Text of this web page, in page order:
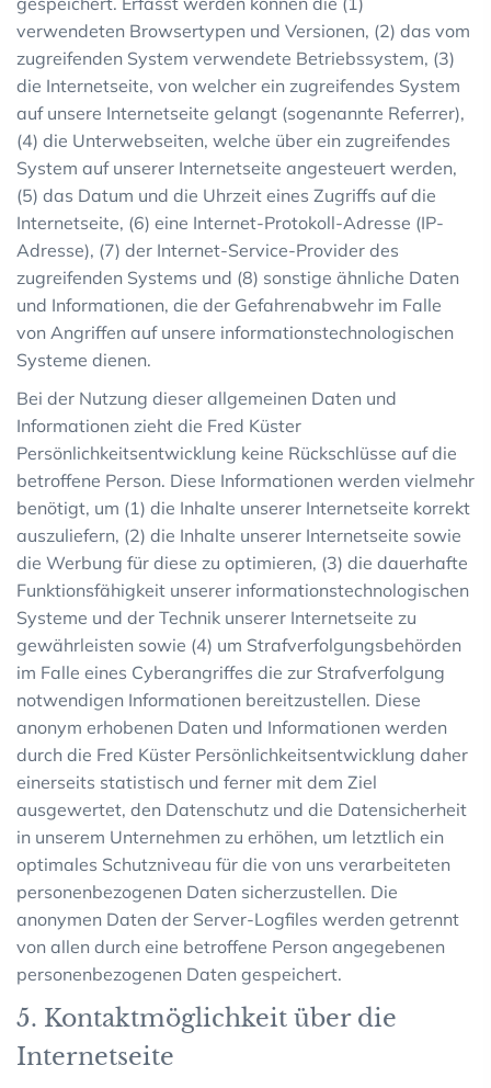
verwendeten Browsertypen und Versionen, (2) das vom
zugreifenden System verwendete Betriebssystem, (3)
die Internetseite, von welcher ein zugreifendes System
auf unsere Internetseite gelangt (sogenannte Referrer),
(4) die Unterwebseiten, welche über ein zugreifendes
System auf unserer Internetseite angesteuert werden,
(5) das Datum und die Uhrzeit eines Zugriffs auf die
Internetseite, (6) eine Internet-Protokoll-Adresse (IP-
Adresse), (7) der Internet-Service-Provider des
zugreifenden Systems und (8) sonstige ähnliche Daten
und Informationen, die der Gefahrenabwehr im Falle
von Angriffen auf unsere informationstechnologischen
Systeme dienen.
Bei der Nutzung dieser allgemeinen Daten und
Informationen zieht die Fred Küster
Persönlichkeitsentwicklung keine Rückschlüsse auf die
betroffene Person. Diese Informationen werden vielmehr
benötigt, um (1) die Inhalte unserer Internetseite korrekt
auszuliefern, (2) die Inhalte unserer Internetseite sowie
die Werbung für diese zu optimieren, (3) die dauerhafte
Funktionsfähigkeit unserer informationstechnologischen
Systeme und der Technik unserer Internetseite zu
gewährleisten sowie (4) um Strafverfolgungsbehörden
im Falle eines Cyberangriffes die zur Strafverfolgung
notwendigen Informationen bereitzustellen. Diese
anonym erhobenen Daten und Informationen werden
durch die Fred Küster Persönlichkeitsentwicklung daher
einerseits statistisch und ferner mit dem Ziel
ausgewertet, den Datenschutz und die Datensicherheit
in unserem Unternehmen zu erhöhen, um letztlich ein
optimales Schutzniveau für die von uns verarbeiteten
personenbezogenen Daten sicherzustellen. Die
anonymen Daten der Server-Logfiles werden getrennt
von allen durch eine betroffene Person angegebenen
personenbezogenen Daten gespeichert.
5. Kontaktmöglichkeit über die
Internetseite